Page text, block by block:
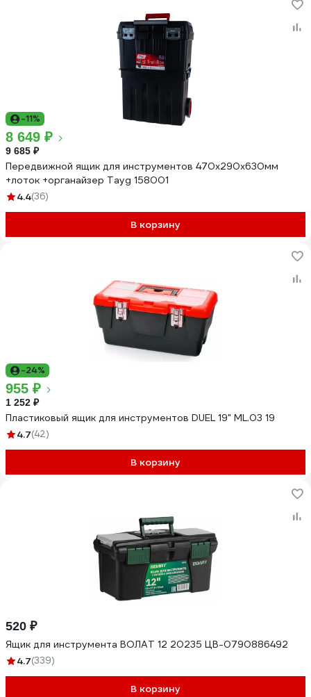
-11%
8 649 ₽
9 685 ₽
Передвижной ящик для инструментов 470х290х630мм
+лоток +органайзер Tayg 158001
4.4(36)
В корзину
-24%
955 ₽
1 252 ₽
Пластиковый ящик для инструментов DUEL 19" ML.03 19
4.7(42)
В корзину
520 ₽
Ящик для инструмента ВОЛАТ 12 20235 ЦВ-0790886492
4.7(339)
В корзину